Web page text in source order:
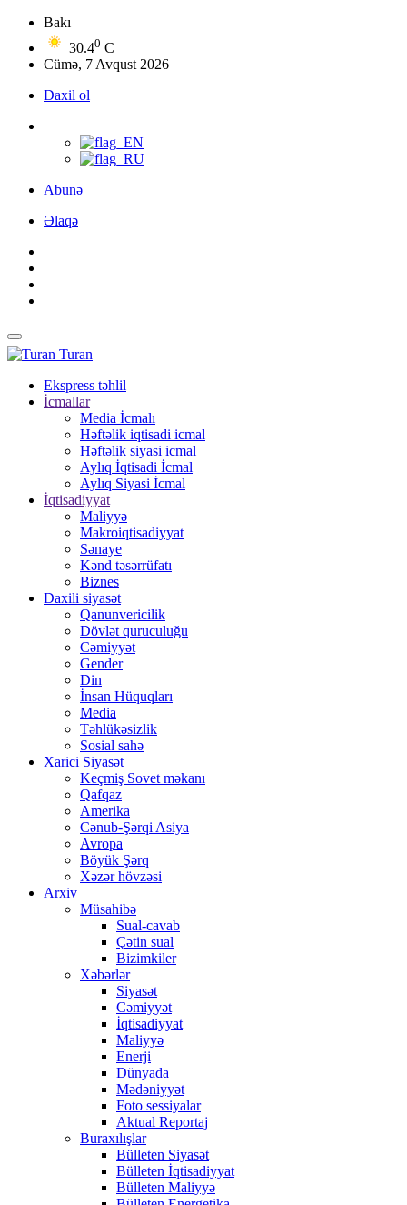
Bakı
30.40 C
Cümə, 7 Avqust 2026
Daxil ol
Abunə
Əlaqə
Turan
Ekspress təhlil
İcmallar
Media İcmalı
Həftəlik iqtisadi icmal
Həftəlik siyasi icmal
Aylıq İqtisadi İcmal
Aylıq Siyasi İcmal
İqtisadiyyat
Maliyyə
Makroiqtisadiyyat
Sənaye
Kənd təsərrüfatı
Biznes
Daxili siyasət
Qanunvericilik
Dövlət quruculuğu
Cəmiyyət
Gender
Din
İnsan Hüquqları
Media
Təhlükəsizlik
Sosial sahə
Xarici Siyasət
Keçmiş Sovet məkanı
Qafqaz
Amerika
Cənub-Şərqi Asiya
Avropa
Böyük Şərq
Xəzər hövzəsi
Arxiv
Müsahibə
Sual-cavab
Çətin sual
Bizimkiler
Xəbərlər
Siyasət
Cəmiyyət
İqtisadiyyat
Maliyyə
Enerji
Dünyada
Mədəniyyət
Foto sessiyalar
Aktual Reportaj
Buraxılışlar
Bülleten Siyasət
Bülleten İqtisadiyyat
Bülleten Maliyyə